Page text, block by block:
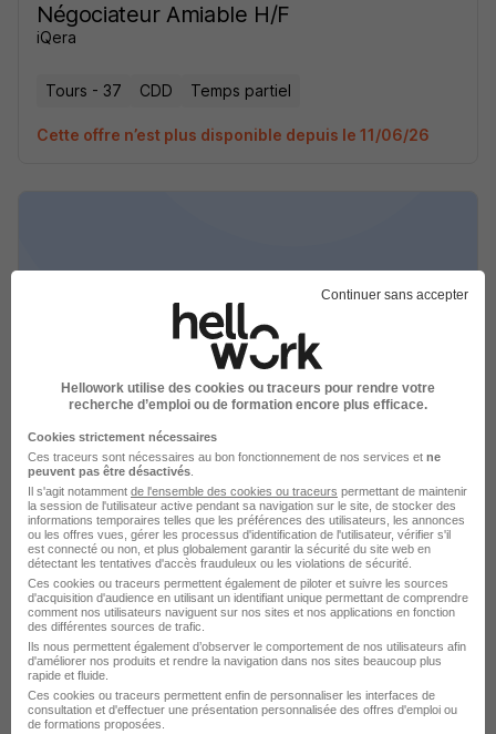
Négociateur Amiable H/F
iQera
Tours - 37 CDD Temps partiel
Cette offre n’est plus disponible depuis le 11/06/26
Négociateur Amiable H/F
Tours - 37 CDD Temps partiel
Négociateur Amiable H/F
iQera
Tours - 37 CDD Temps partiel
Cette offre n’est plus disponible depuis le 11/06/26
Continuer sans accepter
Hellowork utilise des cookies ou traceurs pour rendre votre
recherche d’emploi ou de formation encore plus efficace.
Cookies strictement nécessaires
Ces traceurs sont nécessaires au bon fonctionnement de nos services et ne
peuvent pas être désactivés
Il s'agit notamment de l'ensemble des cookies ou traceurs permettant de maintenir
la session de l'utilisateur active pendant sa navigation sur le site, de stocker des
informations temporaires telles que les préférences des utilisateurs, les annonces
ou les offres vues, gérer les processus d'identification de l'utilisateur, vérifier s'il
est connecté ou non, et plus globalement garantir la sécurité du site web en
détectant les tentatives d'accès frauduleux ou les violations de sécurité.
Ces cookies ou traceurs permettent également de piloter et suivre les sources
d'acquisition d'audience en utilisant un identifiant unique permettant de comprendre
comment nos utilisateurs naviguent sur nos sites et nos applications en fonction
des différentes sources de trafic.
Ils nous permettent également d’observer le comportement de nos utilisateurs afin
d'améliorer nos produits et rendre la navigation dans nos sites beaucoup plus
rapide et fluide.
Ces cookies ou traceurs permettent enfin de personnaliser les interfaces de
consultation et d'effectuer une présentation personnalisée des offres d'emploi ou
de formations proposées.